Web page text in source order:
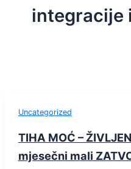
integracije
Uncategorized
TIHA MOĆ –
mjesečni mali